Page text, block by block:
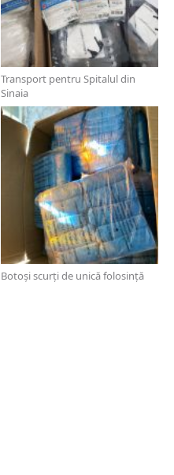
Transport pentru Spitalul din
Sinaia
Botoși scurți de unică folosință